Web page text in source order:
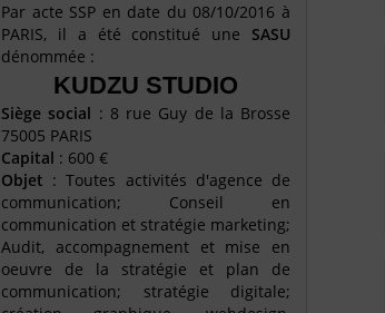
Par acte SSP en date du 08/10/2016 à
PARIS, il a été constitué une SASU
dénommée :
KUDZU STUDIO
Siège social : 8 rue Guy de la Brosse
75005 PARIS
Capital : 600 €
Objet : Toutes activités d'agence de
communication; Conseil en
communication et stratégie marketing;
Audit, accompagnement et mise en
oeuvre de la stratégie et plan de
communication; stratégie digitale;